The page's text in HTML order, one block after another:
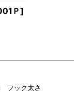
Ｐ]
フック太さ